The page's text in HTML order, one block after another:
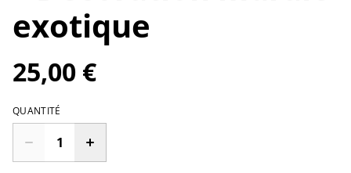
exotique
25,00 €
QUANTITÉ